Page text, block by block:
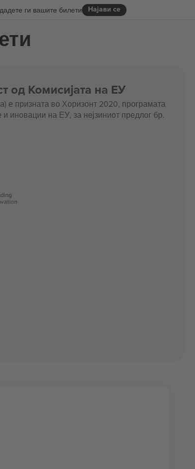
Најави се
ги вашите билети
од Комисијата на ЕУ
е призната во Хоризонт 2020, програмата
иновации на ЕУ, за нејзиниот предлог бр.